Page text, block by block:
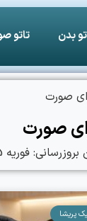
بدن تاتو
صورت
صورت
فوریه 5, 2026 ساعت :
پریشا